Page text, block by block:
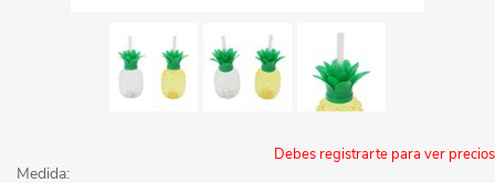
Debes registrarte para ver precios
Medida: